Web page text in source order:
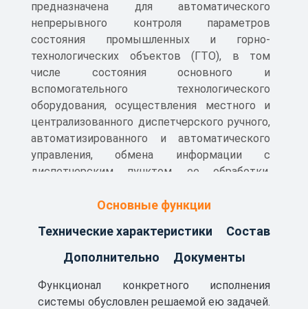
предназначена для автоматического
непрерывного контроля параметров
состояния промышленных и горно-
технологических объектов (ГТО), в том
числе состояния основного и
вспомогательного технологического
оборудования, осуществления местного и
централизованного диспетчерского ручного,
автоматизированного и автоматического
управления, обмена информации с
диспетчерским пунктом, ее обработки,
Благодаря гибкой конфигурации системы,
она нашла применение в управлении
перегружателями, дробилками, канатно-
кресельными дорогами, а также насосными
агрегатами.
Основные функции
Технические характеристики
Состав
Дополнительно
Документы
Функционал конкретного исполнения
системы обусловлен решаемой ею задачей.